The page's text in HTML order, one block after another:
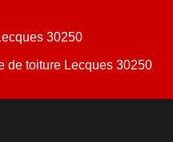
30250
de toiture Lecques 30250